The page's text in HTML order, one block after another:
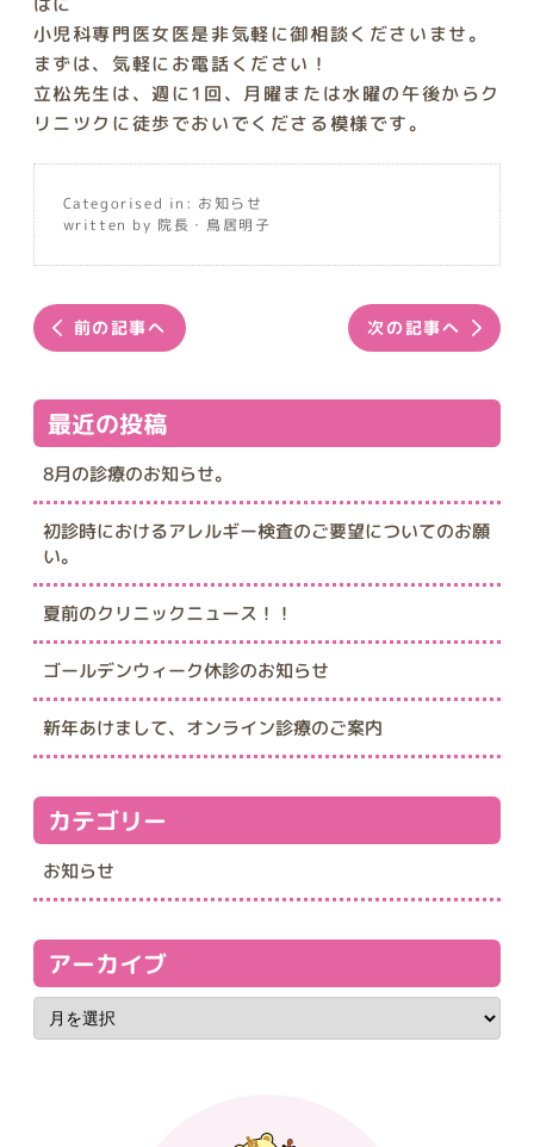
小児科専門医女医是非気軽に御相談くださいませ。
まずは、気軽にお電話ください！
立松先生は、週に1回、月曜または水曜の午後からク
リニツクに徒歩でおいでくださる模様です。
Categorised in: お知らせ
written by 院長・鳥居明子
前の記事へ 次の記事へ
最近の投稿
8月の診療のお知らせ。
初診時におけるアレルギー検査のご要望についてのお願
い。
夏前のクリニックニュース！！
ゴールデンウィーク休診のお知らせ
新年あけまして、オンライン診療のご案内
カテゴリー
お知らせ
アーカイブ